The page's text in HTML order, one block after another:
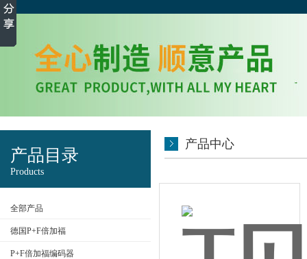
产品目录
Products
全部产品
德国P+F倍加福
P+F倍加福编码器
产品中心